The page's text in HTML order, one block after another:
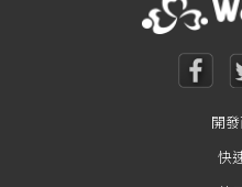
開
快